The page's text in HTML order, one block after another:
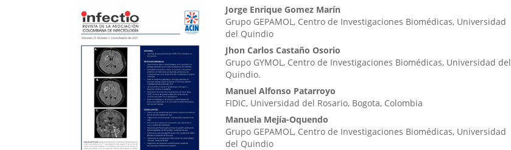
Barra
lateral
del
artículo
Contenido
principal
del
artículo
Jorge Enrique Gomez Marín
Grupo GEPAMOL, Centro de Investigaciones Biomédicas, Universidad
del Quindio
Jhon Carlos Castaño Osorio
Grupo GYMOL, Centro de Investigaciones Biomédicas, Universidad del
Quindio.
Manuel Alfonso Patarroyo
FIDIC, Universidad del Rosario, Bogota, Colombia
Manuela Mejía-Oquendo
Grupo GEPAMOL, Centro de Investigaciones Biomédicas, Universidad
del Quindio